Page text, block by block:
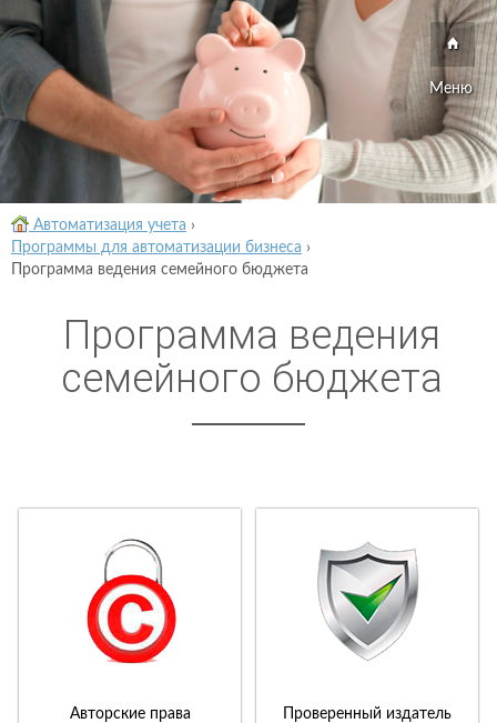
Меню
Автоматизация учета ›
Программы для автоматизации бизнеса ›
Программа ведения семейного бюджета
Программа ведения
семейного бюджета
Авторские права Проверенный издатель